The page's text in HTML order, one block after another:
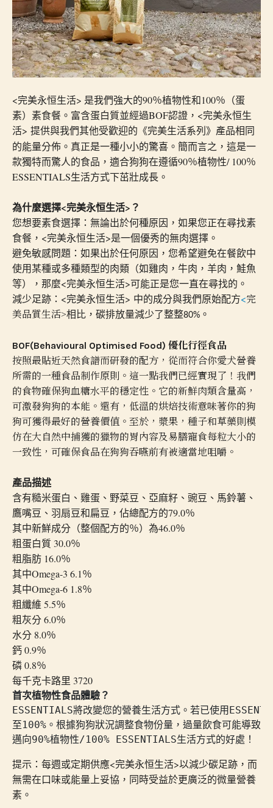
<完美永恒生活> 是我們強大的90％植物性和100％（蛋
素）素食餐。富含蛋白質並經過BOF認證，<完美永恒生
活> 提供與我們其他受歡迎的 《完美生活系列》 產品相同
的能量分佈。真正是一種小小的驚喜。簡而言之，這是一
款獨特而驚人的食品，適合狗狗在遵循90％植物性/ 100％
ESSENTIALS生活方式下茁壯成長。
為什麼選擇<完美永恒生活>？
您想要素食選擇：無論出於何種原因，如果您正在尋找素
食餐，<完美永恒生活>是一個優秀的無肉選擇。
避免敏感問題：如果出於任何原因，您希望避免在餐飲中
使用某種或多種類型的肉類（如雞肉，牛肉，羊肉，鮭魚
等），那麼<完美永恒生活>可能正是您一直在尋找的。
減少足跡：<完美永恒生活> 中的成分與我們原始配方<完
美品質生活>相比， 碳排放量減少了整整80% 。
BOF(Behavioural Optimised Food) 優化行徑食品
按照最貼近天然食譜而研發的配方，從而符合你愛犬營養
所需的一種食品制作原則。這一點我們已經實現了！我們
的食物確保狗血糖水平的穩定性。它的新鮮肉類含量高，
可激發狗狗的本能。還有，低溫的烘焙技術意味著你的狗
狗可獲得最好的營養價值。至於，漿果，種子和草藥則模
仿在大自然中捕獲的獵物的胃內容及易膳寵食每粒大小的
一致性，可確保食品在狗狗吞嚥前有被適當地咀嚼。
產品描述
含有糙米蛋白、雞蛋、野菜豆、亞麻籽、豌豆、馬鈴薯、
鷹嘴豆、羽扇豆和扁豆，佔總配方的79.0％
其中新鮮成分（整個配方的％）為46.0％
粗蛋白質 30.0％
粗脂肪 16.0％
其中Omega-3 6.1％
其中Omega-6 1.8％
粗纖維 5.5％
粗灰分 6.0％
水分 8.0％
鈣 0.9％
磷 0.8％
每千克卡路里 3720
首次植物性食品體驗？
ESSENTIALS將改變您的營養生活方式。若已使用
至100%。根據狗狗狀況調整食物份量，過量飲食可能導致
邁向90%植物性/100% ESSENTIALS生活方式的好處！
提示：每週或定期供應<完美永恒生活>以減少碳足跡，而
無需在口味或能量上妥協，同時受益於更廣泛的微量營養
素。